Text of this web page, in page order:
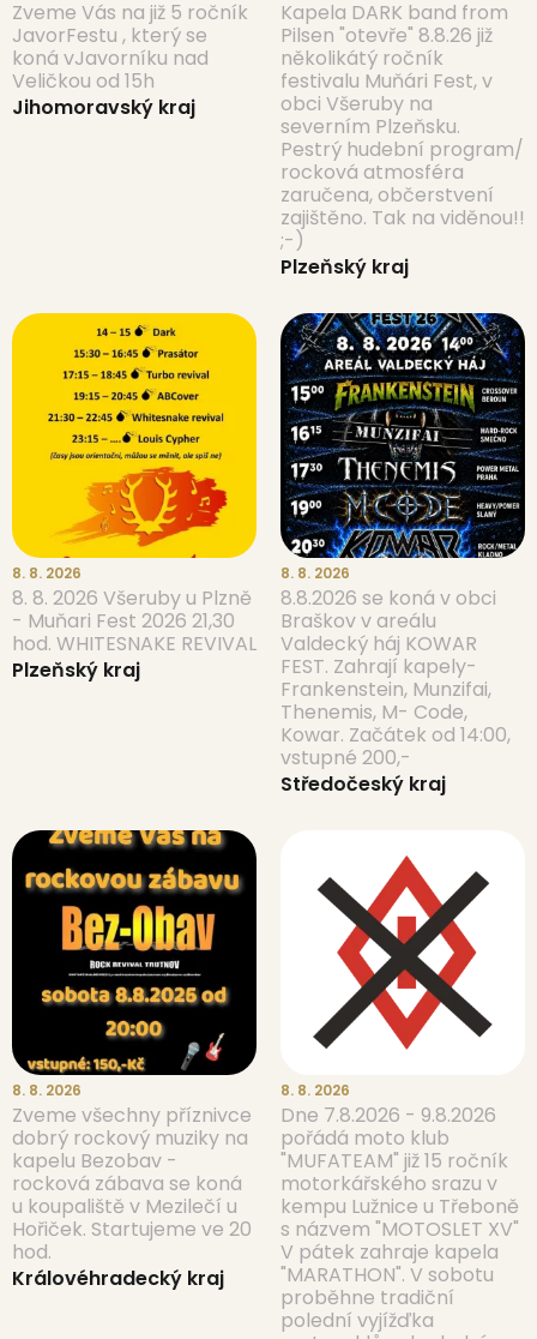
Zveme Vás na již 5 ročník
JavorFestu , který se
koná vJavorníku nad
Veličkou od 15h
Jihomoravský kraj
Kapela DARK band from
Pilsen "otevře" 8.8.26 již
několikátý ročník
festivalu Muňári Fest, v
obci Všeruby na
severním Plzeňsku.
Pestrý hudební program/
rocková atmosféra
zaručena, občerstvení
zajištěno. Tak na viděnou!!
;-)
Plzeňský kraj
8. 8. 2026
8. 8. 2026 Všeruby u Plzně
- Muňari Fest 2026 21,30
hod. WHITESNAKE REVIVAL
Plzeňský kraj
8. 8. 2026
8.8.2026 se koná v obci
Braškov v areálu
Valdecký háj KOWAR
FEST. Zahrají kapely-
Frankenstein, Munzifai,
Thenemis, M- Code,
Kowar. Začátek od 14:00,
vstupné 200,-
Středočeský kraj
8. 8. 2026
Zveme všechny příznivce
dobrý rockový muziky na
kapelu Bezobav -
rocková zábava se koná
u koupaliště v Mezilečí u
Hořiček. Startujeme ve 20
hod.
Královéhradecký kraj
8. 8. 2026
Dne 7.8.2026 - 9.8.2026
pořádá moto klub
"MUFATEAM" již 15 ročník
motorkářského srazu v
kempu Lužnice u Třeboně
s názvem "MOTOSLET XV"
V pátek zahraje kapela
"MARATHON". V sobotu
proběhne tradiční
polední vyjížďka